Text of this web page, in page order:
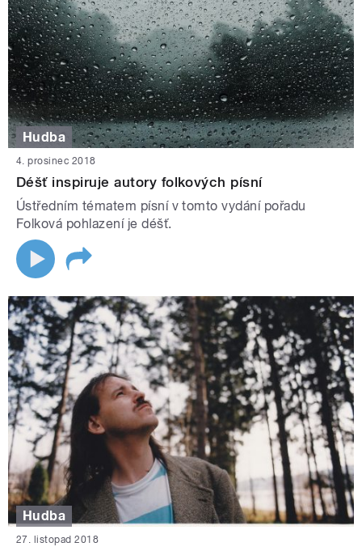
Hudba
4. prosinec 2018
Déšť inspiruje autory folkových písní
Ústředním tématem písní v tomto vydání pořadu
Folková pohlazení je déšť.
Hudba
27. listopad 2018